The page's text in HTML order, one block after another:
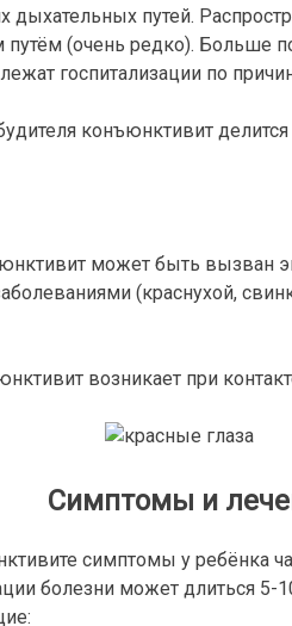
дыхательных путей.
(очень редко). Больше
госпитализации по
конъюнктивит
может быть вызван
(краснухой,
возникает при
Симптомы и
симптомы у ребёнка
болезни может длиться